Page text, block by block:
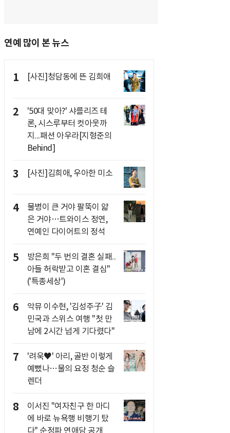
연예 많이 본 뉴스
1 [사진]청담동에 뜬 김희애
2
'50대 맞아?' 샤를리즈 테
론, 시스루부터 컷아웃까
지...패션 아우라[지형준의
Behind]
3 [사진]김희애, 우아한 미소
4
물병이 큰 거야 팔뚝이 얇
은 거야…트와이스 정연,
연예인 다이어트의 정석
5
방은희 "두 번의 결혼 실패..
아들 허락받고 이혼 결심"
('특종세상')
6
악뮤 이수현, '김성주子' 김
민국과 스위스 여행 "첫 만
남에 2시간 넘게 기다렸다"
7
'려욱♥' 아리, 골반 이렇게
예뻤나…물의 요정 청순 슬
렌더
8
이서진 "여자친구 한 마디
에 바로 뉴욕행 비행기 탔
다" 순정파 연애담 공개